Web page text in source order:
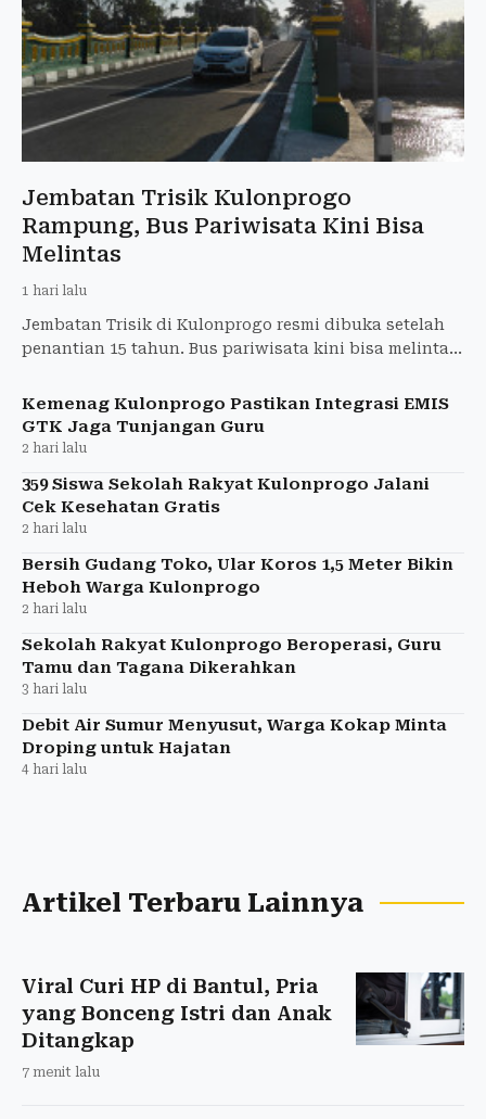
Jembatan Trisik Kulonprogo
Rampung, Bus Pariwisata Kini Bisa
Melintas
1 hari lalu
Jembatan Trisik di Kulonprogo resmi dibuka setelah
penantian 15 tahun. Bus pariwisata kini bisa melintas,
Kemenag Kulonprogo Pastikan Integrasi EMIS
GTK Jaga Tunjangan Guru
2 hari lalu
359 Siswa Sekolah Rakyat Kulonprogo Jalani
Cek Kesehatan Gratis
2 hari lalu
Bersih Gudang Toko, Ular Koros 1,5 Meter Bikin
Heboh Warga Kulonprogo
2 hari lalu
Sekolah Rakyat Kulonprogo Beroperasi, Guru
Tamu dan Tagana Dikerahkan
3 hari lalu
Debit Air Sumur Menyusut, Warga Kokap Minta
Droping untuk Hajatan
4 hari lalu
Artikel Terbaru Lainnya
Viral Curi HP di Bantul, Pria
yang Bonceng Istri dan Anak
Ditangkap
7 menit lalu